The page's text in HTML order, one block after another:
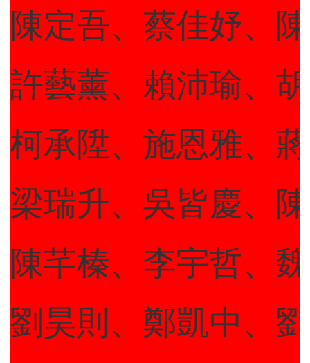
陳定吾、蔡佳妤、
許藝薰、賴沛瑜、
柯承陞、施恩雅、
梁瑞升、吳皆慶、
陳芊榛、李宇哲、
劉昊則、鄭凱中、